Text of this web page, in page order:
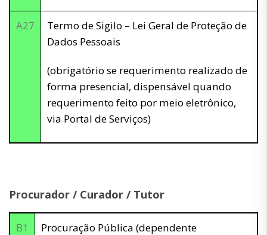
A27
Termo de Sigilo – Lei Geral de Proteção de
Dados Pessoais
(obrigatório se requerimento realizado de
forma presencial, dispensável quando
requerimento feito por meio eletrônico,
via Portal de Serviços)
Procurador / Curador / Tutor
B1
Procuração Pública (dependente